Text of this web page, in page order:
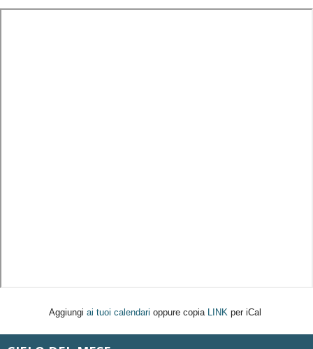
Aggiungi ai tuoi calendari oppure copia LINK per iCal